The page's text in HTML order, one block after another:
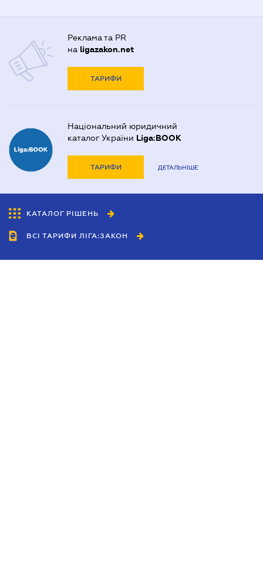
Реклама та PR
на ligazakon.net
ТАРИФИ
Національний юридичний
каталог України Liga:BOOK
ТАРИФИ ДЕТАЛЬНІШЕ
КАТАЛОГ РІШЕНЬ
ВСІ ТАРИФИ ЛІГА:ЗАКОН